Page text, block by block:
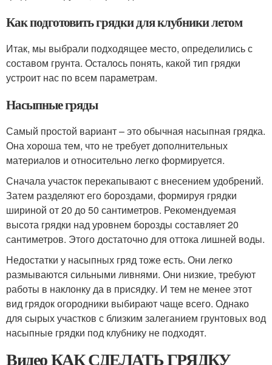
Как подготовить грядки для клубники летом
Итак, мы выбрали подходящее место, определились с
составом грунта. Осталось понять, какой тип грядки
устроит нас по всем параметрам.
Насыпные гряды
Самый простой вариант – это обычная насыпная грядка.
Она хороша тем, что не требует дополнительных
материалов и относительно легко формируется.
Сначала участок перекапывают с внесением удобрений.
Затем разделяют его бороздами, формируя грядки
шириной от 20 до 50 сантиметров. Рекомендуемая
высота грядки над уровнем борозды составляет 20
сантиметров. Этого достаточно для оттока лишней воды.
Недостатки у насыпных гряд тоже есть. Они легко
размываются сильными ливнями. Они низкие, требуют
работы в наклонку да в присядку. И тем не менее этот
вид грядок огородники выбирают чаще всего. Однако
для сырых участков с близким залеганием грунтовых вод
насыпные грядки под клубнику не подходят.
Видео КАК СДЕЛАТЬ ГРЯДКУ